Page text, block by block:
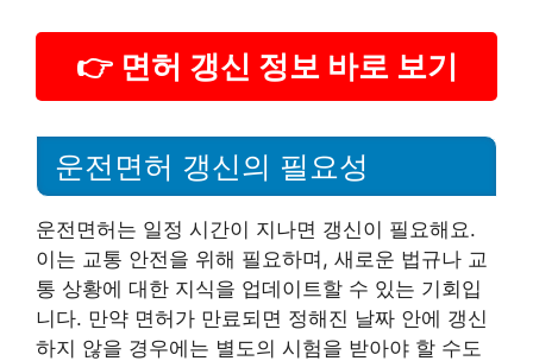
👉 면허 갱신 정보 바로 보기
운전면허 갱신의 필요성
운전면허는 일정 시간이 지나면 갱신이 필요해요.
이는 교통 안전을 위해 필요하며, 새로운 법규나 교
통 상황에 대한 지식을 업데이트할 수 있는 기회입
니다. 만약 면허가 만료되면 정해진 날짜 안에 갱신
하지 않을 경우에는 별도의 시험을 받아야 할 수도